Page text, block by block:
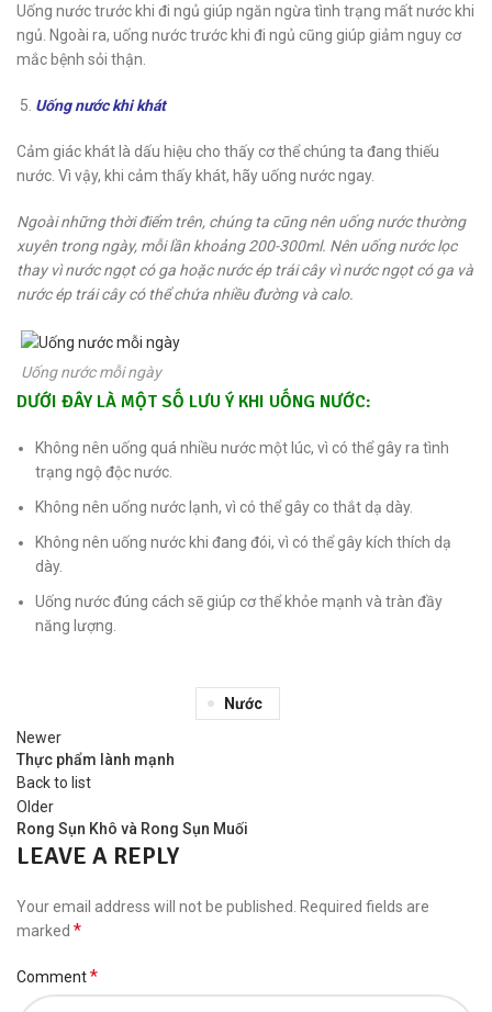
Uống nước trước khi đi ngủ giúp ngăn ngừa tình trạng mất nước khi
ngủ. Ngoài ra, uống nước trước khi đi ngủ cũng giúp giảm nguy cơ
mắc bệnh sỏi thận.
Uống nước khi khát
Cảm giác khát là dấu hiệu cho thấy cơ thể chúng ta đang thiếu
nước. Vì vậy, khi cảm thấy khát, hãy uống nước ngay.
Ngoài những thời điểm trên, chúng ta cũng nên uống nước thường
xuyên trong ngày, mỗi lần khoảng 200-300ml. Nên uống nước lọc
thay vì nước ngọt có ga hoặc nước ép trái cây vì nước ngọt có ga và
nước ép trái cây có thể chứa nhiều đường và calo.
Uống nước mỗi ngày
DƯỚI ĐÂY LÀ MỘT SỐ LƯU Ý KHI UỐNG NƯỚC:
Không nên uống quá nhiều nước một lúc, vì có thể gây ra tình
trạng ngộ độc nước.
Không nên uống nước lạnh, vì có thể gây co thắt dạ dày.
Không nên uống nước khi đang đói, vì có thể gây kích thích dạ
dày.
Uống nước đúng cách sẽ giúp cơ thể khỏe mạnh và tràn đầy
năng lượng.
Nước
Newer
Thực phẩm lành mạnh
Back to list
Older
Rong Sụn Khô và Rong Sụn Muối
LEAVE A REPLY
Your email address will not be published. Required fields are
marked *
Comment*